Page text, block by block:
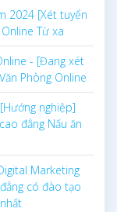
2024 [Xét tuyển
Từ xa
- [Đang xét
Phòng Online
nghiệp]
đẳng Nấu ăn
Marketing
có đào tạo